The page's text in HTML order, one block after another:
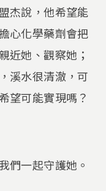
杰說，他希望能
心化學藥劑會把
近她、觀察她；
溪水很清澈，可
望可能實現嗎？
們一起守護她。